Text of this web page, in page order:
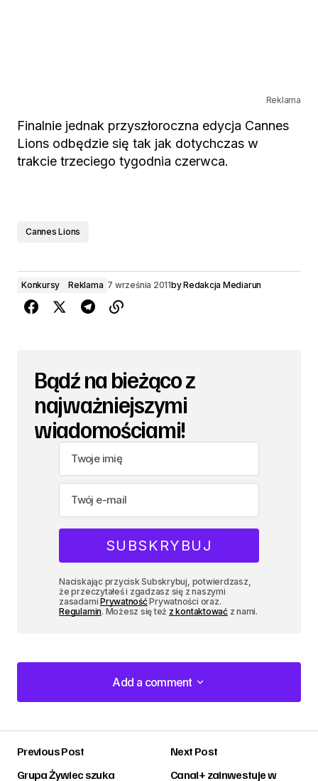
Reklama
Finalnie jednak przyszłoroczna edycja Cannes
Lions odbędzie się tak jak dotychczas w
trakcie trzeciego tygodnia czerwca.
Cannes Lions
Konkursy Reklama 7 września 2011byRedakcja Mediarun
Bądź na bieżąco z
najważniejszymi
wiadomościami!
Naciskając przycisk Subskrybuj, potwierdzasz,
że przeczytałeś i zgadzasz się z naszymi
zasadamiPrywatnośćPrywatności oraz.
Regulamin. Możesz się też z kontaktowaćz nami.
Add a comment
Add a comment
Previous Post
Grupa Żywiec szuka
Next Post
Canal+ zainwestuje w